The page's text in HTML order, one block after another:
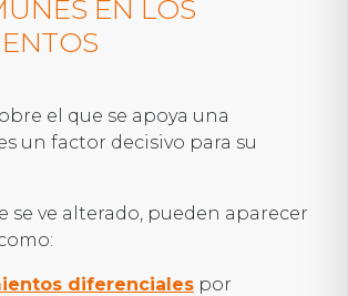
EN LOS
el que se apoya una
un factor decisivo para su
se ve alterado, pueden aparecer
diferenciales por